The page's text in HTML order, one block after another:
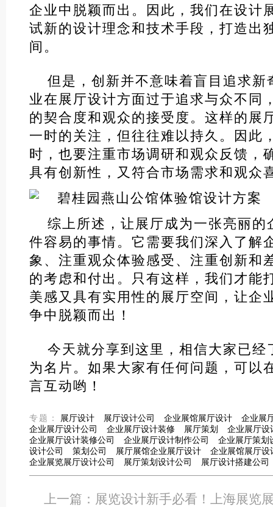
企业中脱颖而出。因此，我们在设计
试新的设计理念和技术手段，打造出
间。
但是，创新并不意味着盲目追求新
业在展厅设计方面过于追求与众不同
的契合度和观众的接受度。这样的展
一时的关注，但往往难以持久。因此
时，也要注重市场调研和观众反馈，
具有创新性，又符合市场需求和观众
综上所述，让展厅成为一张亮丽的
件容易的事情。它需要我们深入了解
象、注重观众体验感受、注重创新和
的考虑和付出。只有这样，我们才能
美感又具有实用性的展厅空间，让企
争中脱颖而出！
今天就分享到这里，相信大家已经
为名片。如果大家有任何问题，可以
言互动哟！
专题： 展厅设计 展厅设计公司 企业展馆展厅设计
企业展
企业展厅设计公司
企业展厅设计装修 展厅策划
企业展厅设
企业展厅设计装修公司
企业展厅设计制作公司
企业展厅策划
设计公司
策划公司 展厅展馆企业展厅设计
企业展馆展厅设
企业展览展厅设计公司
展厅策划设计公司 展厅设计搭建公司
上一篇： 展览设计新手必看！上海展览